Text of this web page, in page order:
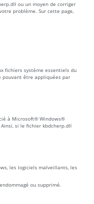
ou un moyen de corriger
problème. Sur cette page,
fichiers système essentiels du
pouvant être appliquées par
à Microsoft® Windows®
si le fichier kbdcherp.dll
les logiciels malveillants, les
ou supprimé.